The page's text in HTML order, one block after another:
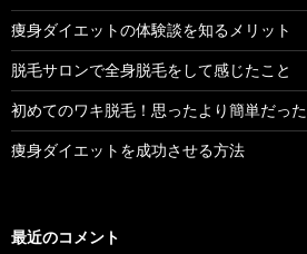
痩身ダイエットの体験談を知るメリット
脱毛サロンで全身脱毛をして感じたこと
初めてのワキ脱毛！思ったより簡単だった
痩身ダイエットを成功させる方法
最近のコメント